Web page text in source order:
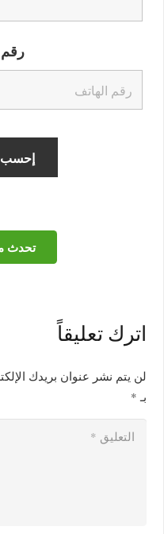
رقم
تحدث
اترك تعليقاً
لن يتم نشر عنوان بريدك
بـ *